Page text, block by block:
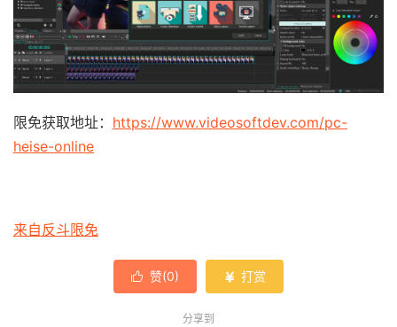
限免获取地址： https://www.videosoftdev.com/pc-
heise-online
来自反斗限免
 赞(0)  打赏
分享到